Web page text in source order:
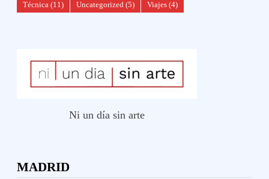
Técnica (11) Uncategorized (5) Viajes (4)
Ni un día sin arte
MADRID